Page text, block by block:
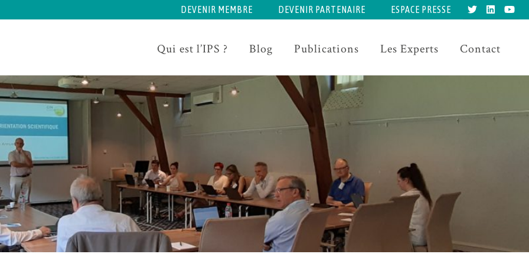
Qui est l’IPS ? Blog Publications Les Experts Contact
DEVENIR MEMBRE DEVENIR PARTENAIRE ESPACE PRESSE